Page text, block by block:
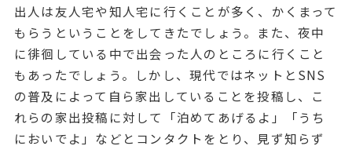
出人は友人宅や知人宅に行くことが多く、かくまって
もらうということをしてきたでしょう。また、夜中
に徘徊している中で出会った人のところに行くこと
もあったでしょう。しかし、現代ではネットとSNS
の普及によって自ら家出していることを投稿し、こ
れらの家出投稿に対して「泊めてあげるよ」「うち
においでよ」などとコンタクトをとり、見ず知らず